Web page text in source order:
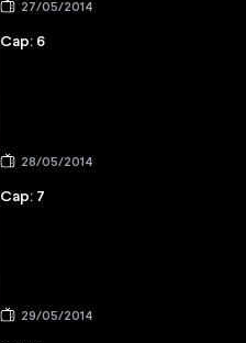
27/05/2014
Cap: 6
28/05/2014
Cap: 7
29/05/2014